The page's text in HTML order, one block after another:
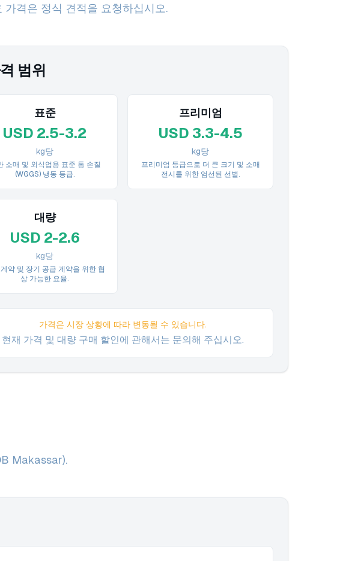
격은 정식 견적을 요청하십시오.
범위
표준
USD 2.5-3.2
kg당
소매 및 외식업용 표준 통 손질
(WGGS) 냉동 등급.
프리미엄
USD 3.3-4.5
kg당
프리미엄 등급으로 더 큰 크기 및 소매
전시를 위한 엄선된 선별.
대량
USD 2-2.6
kg당
약 및 장기 공급 계약을 위한 협
상 가능한 요율.
가격은 시장 상황에 따라 변동될 수 있습니다.
현재 가격 및 대량 구매 할인에 관해서는 문의해 주십시오.
Makassar).